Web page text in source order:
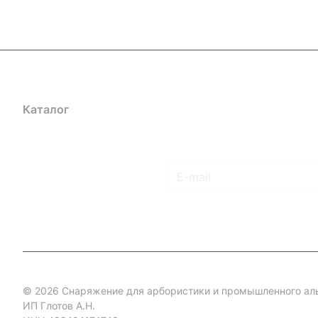
Каталог
© 2026 Снаряжение для арбористики и промышленного
ИП Глотов А.Н.